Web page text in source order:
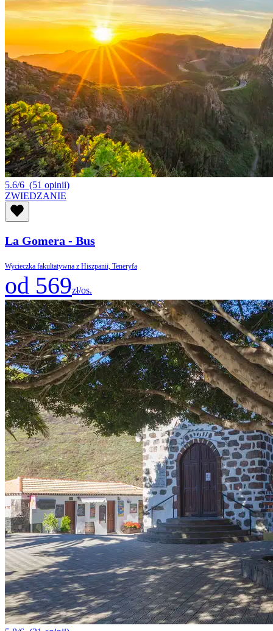
5.6/6 (51 opinii)
ZWIEDZANIE
La Gomera - Bus
Wycieczka fakultatywna z Hiszpanii, Teneryfa
od 569zł/os.